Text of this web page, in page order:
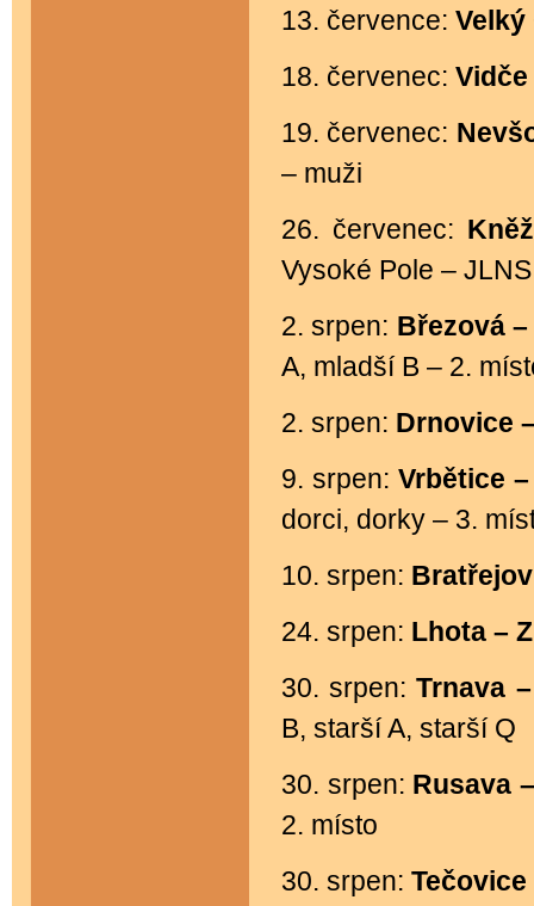
13. července: Velký
18. červenec:
19. červenec:
– muži
26. červenec:
Vysoké Pole –
2. srpen: Březová
A, mladší B – 2.
2. srpen: Drnovice
9. srpen:Vrbětice
dorci, dorky – 3.
10. srpen:
24. srpen: Lhota –
30. srpen:Trnava
B, starší A, starší Q
30. srpen: Rusava
2. místo
30. srpen: